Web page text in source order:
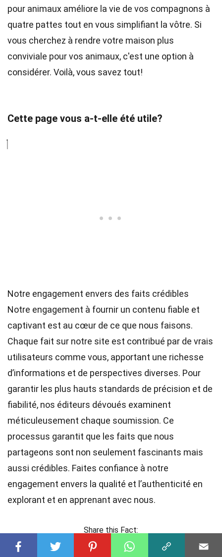
pour animaux améliore la vie de vos compagnons à
quatre pattes tout en vous simplifiant la vôtre. Si
vous cherchez à rendre votre maison plus
conviviale pour vos animaux, c'est une option à
considérer. Voilà, vous savez tout!
Cette page vous a-t-elle été utile?
Notre engagement envers des faits crédibles
Notre engagement à fournir un contenu fiable et
captivant est au cœur de ce que nous faisons.
Chaque fait sur notre site est contribué par de vrais
utilisateurs comme vous, apportant une richesse
d’informations et de perspectives diverses. Pour
garantir les plus hauts standards de précision et de
fiabilité, nos éditeurs dévoués examinent
méticuleusement chaque soumission. Ce
processus garantit que les faits que nous
partageons sont non seulement fascinants mais
aussi crédibles. Faites confiance à notre
engagement envers la qualité et l’authenticité en
explorant et en apprenant avec nous.
Share this Fact: